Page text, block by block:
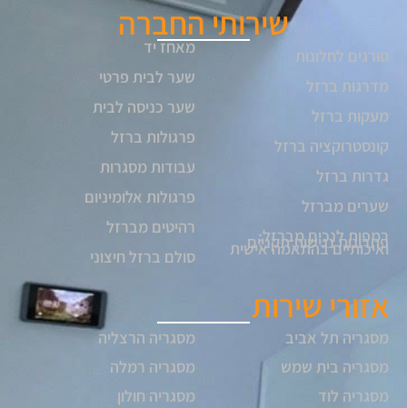
שירותי החברה
סורגים לחלונות
מדרגות ברזל
מעקות ברזל
קונסטרוקציה ברזל
גדרות ברזל
שערים מברזל
רמפות לנכים מברזל:
פתרונות נגישות תקניים
ואיכותיים בהתאמה אישית
מאחז יד
שער לבית פרטי
שער כניסה לבית
פרגולות ברזל
עבודות מסגרות
פרגולות אלומיניום
רהיטים מברזל
סולם ברזל חיצוני
אזורי שירות
מסגריה תל אביב
מסגריה בית שמש
מסגריה לוד
מסגריה הרצליה
מסגריה רמלה
מסגריה חולון